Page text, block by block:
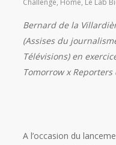
Challenge, Home, Le Lab
Bernard de la
(Assises du
Télévisions) en
Tomorrow x Reporters
A l’occasion du